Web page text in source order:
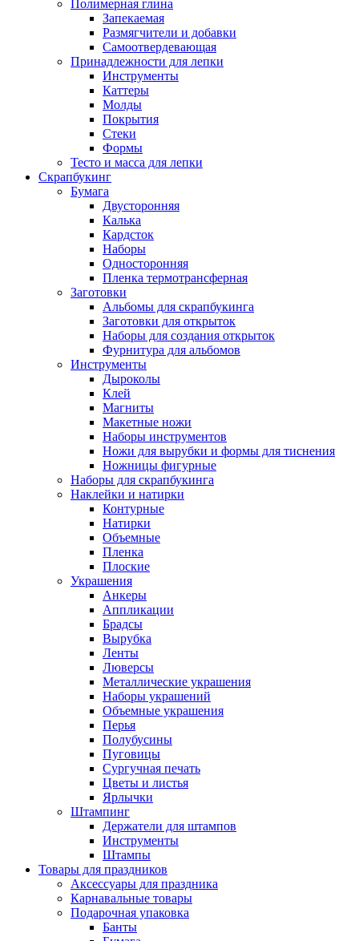
Полимерная глина
Запекаемая
Размягчители и добавки
Самоотвердевающая
Принадлежности для лепки
Инструменты
Каттеры
Молды
Покрытия
Стеки
Формы
Тесто и масса для лепки
Скрапбукинг
Бумага
Двусторонняя
Калька
Кардсток
Наборы
Односторонняя
Пленка термотрансферная
Заготовки
Альбомы для скрапбукинга
Заготовки для открыток
Наборы для создания открыток
Фурнитура для альбомов
Инструменты
Дыроколы
Клей
Магниты
Макетные ножи
Наборы инструментов
Ножи для вырубки и формы для тиснения
Ножницы фигурные
Наборы для скрапбукинга
Наклейки и натирки
Контурные
Натирки
Объемные
Пленка
Плоские
Украшения
Анкеры
Аппликации
Брадсы
Вырубка
Ленты
Люверсы
Металлические украшения
Наборы украшений
Объемные украшения
Перья
Полубусины
Пуговицы
Сургучная печать
Цветы и листья
Ярлычки
Штампинг
Держатели для штампов
Инструменты
Штампы
Товары для праздников
Аксессуары для праздника
Карнавальные товары
Подарочная упаковка
Банты